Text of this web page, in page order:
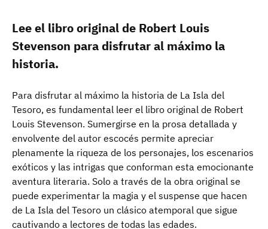
Lee el libro original de Robert Louis
Stevenson para disfrutar al máximo la
historia.
Para disfrutar al máximo la historia de La Isla del
Tesoro, es fundamental leer el libro original de Robert
Louis Stevenson. Sumergirse en la prosa detallada y
envolvente del autor escocés permite apreciar
plenamente la riqueza de los personajes, los escenarios
exóticos y las intrigas que conforman esta emocionante
aventura literaria. Solo a través de la obra original se
puede experimentar la magia y el suspense que hacen
de La Isla del Tesoro un clásico atemporal que sigue
cautivando a lectores de todas las edades.